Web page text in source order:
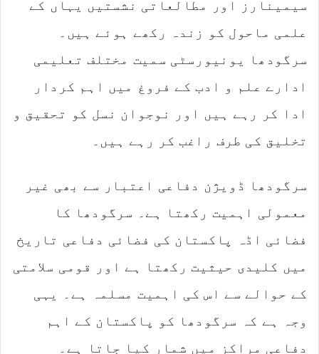
سیمینارز اور مطالعاتی نشستیں یہاں کے
علمی ماحول کو زندہ رکھے ہوئے ہیں۔
سرگودھا یونیورسٹی سمیت مختلف تعلیمی
ادارے علم و ادب کے فروغ میں اہم کردار
ادا کر رہے ہیں اور نوجوان نسل کو تحقیق و
تخلیق کی طرف راغب کر رہے ہیں۔
سرگودھا ڈویژن دفاعی اعتبار سے بھی غیر
معمولی اہمیت رکھتا ہے۔ سرگودھا کا
فضائی اڈہ پاکستان کی فضائی دفاعی تاریخ
میں کلیدی حیثیت رکھتا ہے اور قومی سلامتی
کے حوالے سے اس کی اہمیت مسلمہ ہے۔ یہی
وجہ ہے کہ سرگودھا کو پاکستان کے اہم
دفاعی مراکز میں شمار کیا جاتا ہے۔